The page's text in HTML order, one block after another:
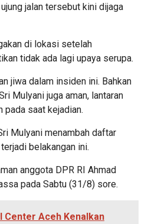
jalan tersebut kini dijaga
di lokasi setelah
tidak ada lagi upaya serupa.
jiwa dalam insiden ini. Bahkan
Mulyani juga aman, lantaran
pada saat kejadian.
Mulyani menambah daftar
belakangan ini.
anggota DPR RI Ahmad
pada Sabtu (31/8) sore.
Center Aceh Kenalkan